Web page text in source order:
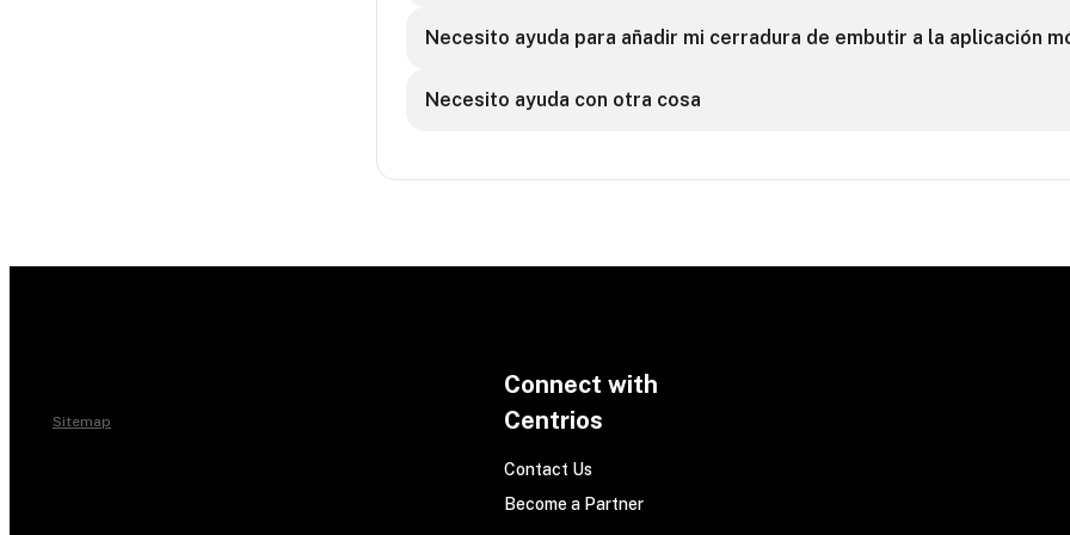
Necesito ayuda para añadir mi cerradura de embutir a la aplicación
Necesito ayuda con otra cosa
Sitemap
Connect with
Centrios
Contact Us
Become a Partner